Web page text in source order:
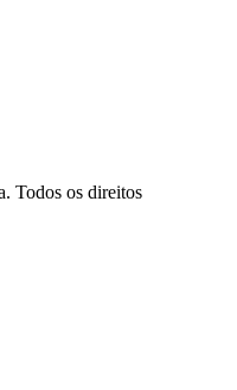
Todos os direitos